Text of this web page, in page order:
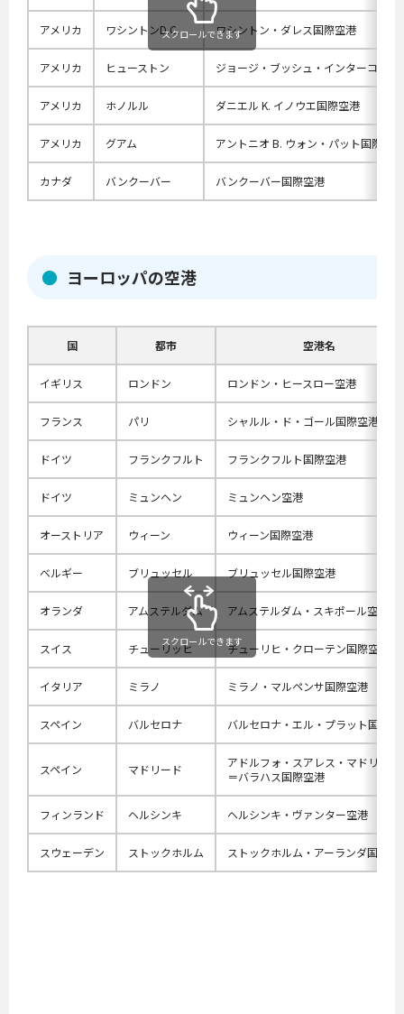
アメリカ ワシントンD.C. ワシントン・ダレス国際空港
アメリカ ヒューストン ジョージ・ブッシュ・インターコンチ
アメリカ ホノルル ダニエル K. イノウエ国際空港
アメリカ グアム アントニオ B. ウォン・パット国際空港
カナダ バンクーバー バンクーバー国際空港
スクロールできます
ヨーロッパの空港
国 都市 空港名
イギリス ロンドン ロンドン・ヒースロー空港
フランス パリ シャルル・ド・ゴール国際空港
ドイツ フランクフルト フランクフルト国際空港
ドイツ ミュンヘン ミュンヘン空港
オーストリア ウィーン ウィーン国際空港
ベルギー ブリュッセル ブリュッセル国際空港
オランダ アムステルダム アムステルダム・スキポール空港
スイス チューリッヒ チューリヒ・クローテン国際空港
イタリア ミラノ ミラノ・マルペンサ国際空港
スペイン バルセロナ バルセロナ・エル・プラット国際空
スペイン マドリード
アドルフォ・スアレス・マドリード
＝バラハス国際空港
フィンランド ヘルシンキ ヘルシンキ・ヴァンター空港
スウェーデン ストックホルム ストックホルム・アーランダ国際空
スクロールできます